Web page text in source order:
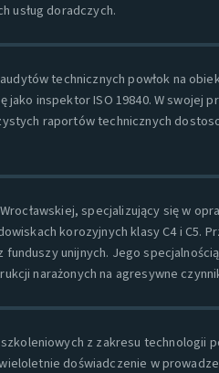
usług doradczych.
technicznych powłok na
inspektor ISO 19840. W swojej
raportów technicznych
specjalizujący się w
korozyjnych klasy C4 i C5.
unijnych. Jego
narażonych na agresywne
z zakresu technologii
doświadczenie w